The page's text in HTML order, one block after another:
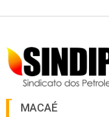
MACAÉ